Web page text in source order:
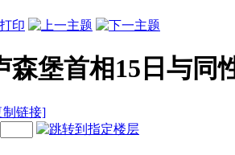
森堡首相15日与同
制链接]